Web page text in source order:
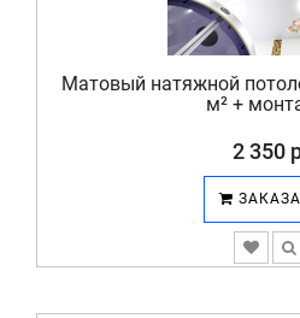
Матовый натяжной
м² +
2 350